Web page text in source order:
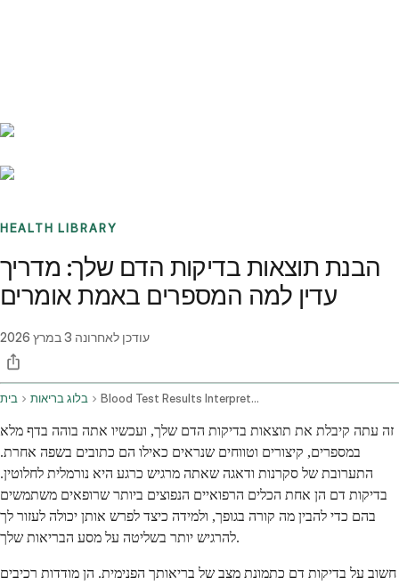
HEALTH LIBRARY
הבנת תוצאות בדיקות הדם שלך: מדריך
עדין למה המספרים באמת אומרים
עודכן לאחרונה 3 במרץ 2026
בית בלוג בריאות Blood Test Results Interpretation And Health Concerns
זה עתה קיבלת את תוצאות בדיקות הדם שלך, ועכשיו אתה בוהה בדף מלא
במספרים, קיצורים וטווחים שנראים כאילו הם כתובים בשפה אחרת.
התערובת של סקרנות ודאגה שאתה מרגיש כרגע היא נורמלית לחלוטין.
בדיקות דם הן אחת הכלים הרפואיים הנפוצים ביותר שרופאים משתמשים
בהם כדי להבין מה קורה בגופך, ולמידה כיצד לפרש אותן יכולה לעזור לך
להרגיש יותר בשליטה על מסע הבריאות שלך.
חשוב על בדיקות דם כתמונת מצב של בריאותך הפנימית. הן מודדות רכיבים